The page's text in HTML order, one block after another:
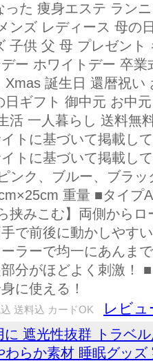
った 痩身エステ ラン
ンズ レディース 母の
子供 父 母 プレゼン
ー ホワイトデー 卒
Xmas 誕生日 還暦祝
日ギフト 御中元 お中
活 一人暮らし 送料無
イトに基づいて掲載し
イトに基づいて掲載し
ンク、ブルー、ブラ
重量 ■タイプ
挟みこむ】両側から
で前後に動かしやす
ラーで均一にあんま
分がほどよく刺激！
に使える！
送料込 カードOK レビュ
に 遮光性抜群 トラベ
わらか素材 睡眠グッ